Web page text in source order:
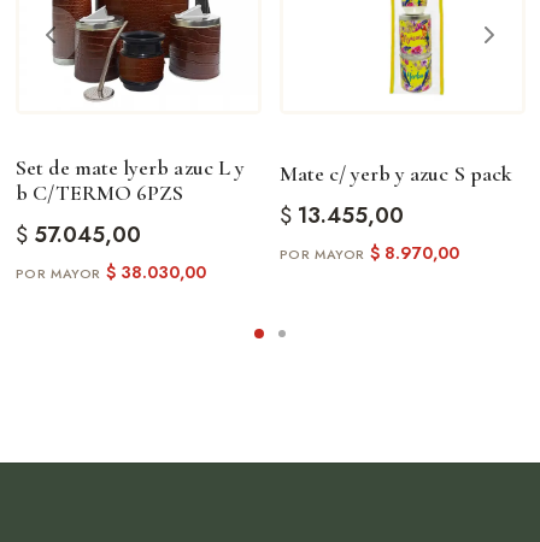
Set de mate lyerb azuc L y
b C/TERMO 6PZS
$57.045,00
$38.030,00
Mate c/ yerb y azuc S pack
$13.455,00
$8.970,00